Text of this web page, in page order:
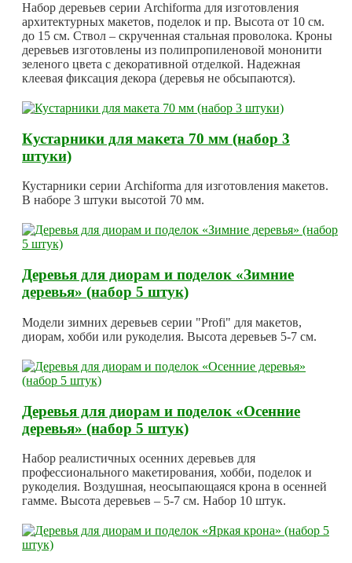
Набор деревьев серии Archiforma для изготовления
архитектурных макетов, поделок и пр. Высота от 10 см.
до 15 см. Ствол – скрученная стальная проволока. Кроны
деревьев изготовлены из полипропиленовой мононити
зеленого цвета с декоративной отделкой. Надежная
клеевая фиксация декора (деревья не обсыпаются).
Кустарники для макета 70 мм (набор 3
штуки)
Кустарники серии Archiforma для изготовления макетов.
В наборе 3 штуки высотой 70 мм.
Деревья для диорам и поделок «Зимние
деревья» (набор 5 штук)
Модели зимних деревьев серии "Profi" для макетов,
диорам, хобби или рукоделия. Высота деревьев 5-7 см.
Деревья для диорам и поделок «Осенние
деревья» (набор 5 штук)
Набор реалистичных осенних деревьев для
профессионального макетирования, хобби, поделок и
рукоделия. Воздушная, неосыпающаяся крона в осенней
гамме. Высота деревьев – 5-7 см. Набор 10 штук.